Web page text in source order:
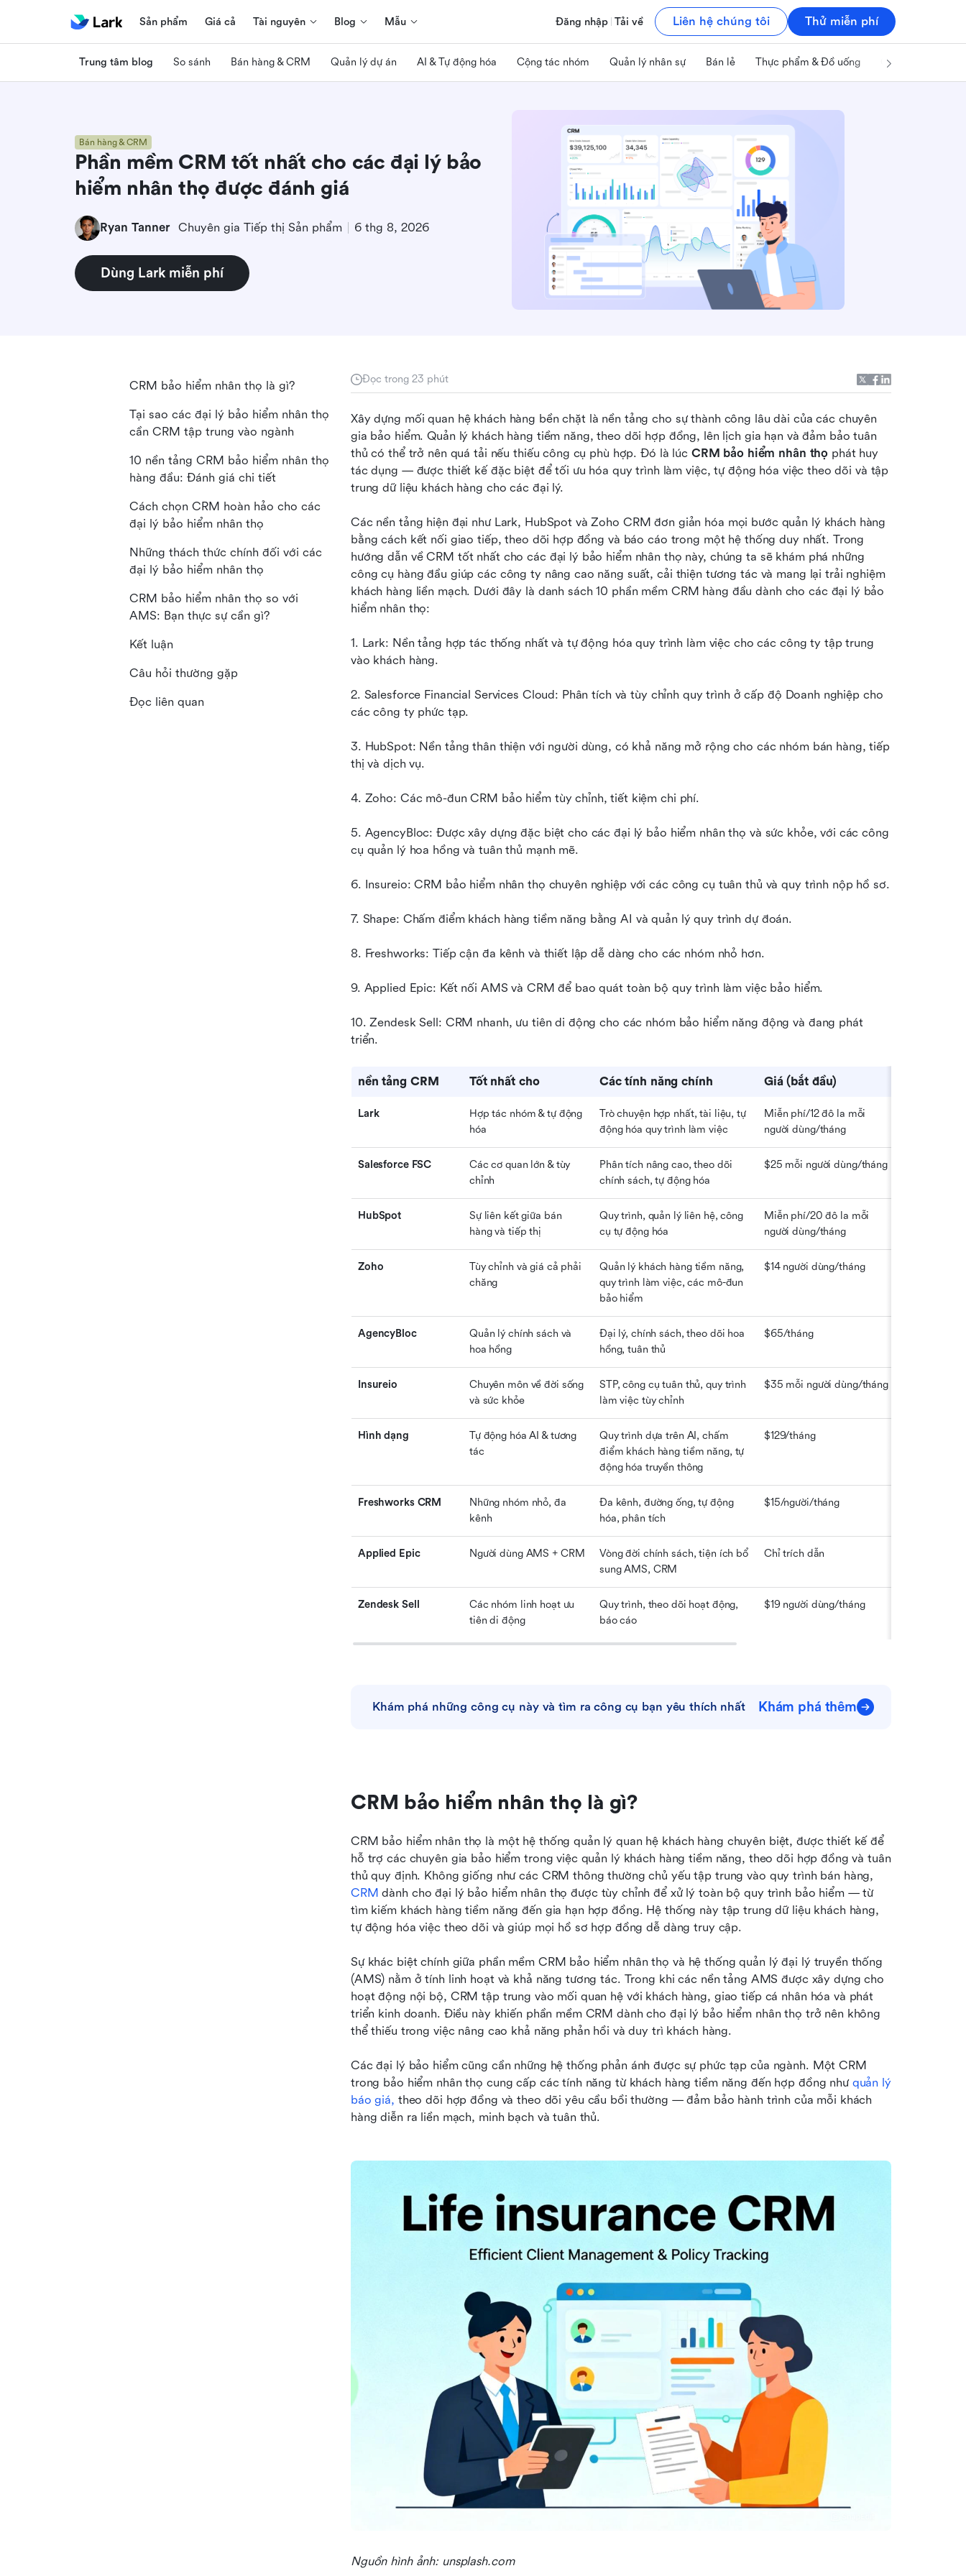
Sản phẩm Giá cả Tài nguyên Blog Mẫu Đăng nhập Tải về Liên hệ chúng tôi Thử miễn phí
Trung tâm blog So sánh Bán hàng & CRM Quản lý dự án AI & Tự động hóa Cộng tác nhóm Quản lý nhân sự Bán lẻ Thực phẩm & Đồ uống Công nghệ & IT
Bán hàng & CRM
Phần mềm CRM tốt nhất cho các đại lý bảo
hiểm nhân thọ được đánh giá
Ryan Tanner Chuyên gia Tiếp thị Sản phẩm 6 thg 8, 2026
Dùng Lark miễn phí
Đọc trong 23 phút
Xây dựng mối quan hệ khách hàng bền chặt là nền tảng cho sự thành công lâu dài của các chuyên
gia bảo hiểm. Quản lý khách hàng tiềm năng, theo dõi hợp đồng, lên lịch gia hạn và đảm bảo tuân
thủ có thể trở nên quá tải nếu thiếu công cụ phù hợp. Đó là lúc CRM bảo hiểm nhân thọ phát huy
tác dụng — được thiết kế đặc biệt để tối ưu hóa quy trình làm việc, tự động hóa việc theo dõi và tập
trung dữ liệu khách hàng cho các đại lý.
Các nền tảng hiện đại như Lark, HubSpot và Zoho CRM đơn giản hóa mọi bước quản lý khách hàng
bằng cách kết nối giao tiếp, theo dõi hợp đồng và báo cáo trong một hệ thống duy nhất. Trong
hướng dẫn về CRM tốt nhất cho các đại lý bảo hiểm nhân thọ này, chúng ta sẽ khám phá những
công cụ hàng đầu giúp các công ty nâng cao năng suất, cải thiện tương tác và mang lại trải nghiệm
khách hàng liền mạch. Dưới đây là danh sách 10 phần mềm CRM hàng đầu dành cho các đại lý bảo
hiểm nhân thọ:
1. Lark: Nền tảng hợp tác thống nhất và tự động hóa quy trình làm việc cho các công ty tập trung
vào khách hàng.
2. Salesforce Financial Services Cloud: Phân tích và tùy chỉnh quy trình ở cấp độ Doanh nghiệp cho
các công ty phức tạp.
3. HubSpot: Nền tảng thân thiện với người dùng, có khả năng mở rộng cho các nhóm bán hàng, tiếp
thị và dịch vụ.
4. Zoho: Các mô-đun CRM bảo hiểm tùy chỉnh, tiết kiệm chi phí.
5. AgencyBloc: Được xây dựng đặc biệt cho các đại lý bảo hiểm nhân thọ và sức khỏe, với các công
cụ quản lý hoa hồng và tuân thủ mạnh mẽ.
6. Insureio: CRM bảo hiểm nhân thọ chuyên nghiệp với các công cụ tuân thủ và quy trình nộp hồ sơ.
7. Shape: Chấm điểm khách hàng tiềm năng bằng AI và quản lý quy trình dự đoán.
8. Freshworks: Tiếp cận đa kênh và thiết lập dễ dàng cho các nhóm nhỏ hơn.
9. Applied Epic: Kết nối AMS và CRM để bao quát toàn bộ quy trình làm việc bảo hiểm.
10. Zendesk Sell: CRM nhanh, ưu tiên di động cho các nhóm bảo hiểm năng động và đang phát
triển.
nền tảng CRM Tốt nhất cho Các tính năng chính Giá (bắt đầu)
Lark
Hợp tác nhóm & tự động
hóa
Trò chuyện hợp nhất, tài liệu, tự
động hóa quy trình làm việc
Miễn phí/12 đô la mỗi
người dùng/tháng
Salesforce FSC
Các cơ quan lớn & tùy
chỉnh
Phân tích nâng cao, theo dõi
chính sách, tự động hóa
$25 mỗi người dùng/tháng
HubSpot
Sự liên kết giữa bán
hàng và tiếp thị
Quy trình, quản lý liên hệ, công
cụ tự động hóa
Miễn phí/20 đô la mỗi
người dùng/tháng
Zoho
Tùy chỉnh và giá cả phải
chăng
Quản lý khách hàng tiềm năng,
quy trình làm việc, các mô-đun
bảo hiểm
$14 người dùng/tháng
AgencyBloc
Quản lý chính sách và
hoa hồng
Đại lý, chính sách, theo dõi hoa
hồng, tuân thủ
$65/tháng
Insureio
Chuyên môn về đời sống
và sức khỏe
STP, công cụ tuân thủ, quy trình
làm việc tùy chỉnh
$35 mỗi người dùng/tháng
Hình dạng
Tự động hóa AI & tương
tác
Quy trình dựa trên AI, chấm
điểm khách hàng tiềm năng, tự
động hóa truyền thông
$129/tháng
Freshworks CRM
Những nhóm nhỏ, đa
kênh
Đa kênh, đường ống, tự động
hóa, phân tích
$15/người/tháng
Applied Epic Người dùng AMS + CRM
Vòng đời chính sách, tiện ích bổ
sung AMS, CRM
Chỉ trích dẫn
Zendesk Sell
Các nhóm linh hoạt ưu
tiên di động
Quy trình, theo dõi hoạt động,
báo cáo
$19 người dùng/tháng
Khám phá những công cụ này và tìm ra công cụ bạn yêu thích nhất Khám phá thêm
CRM bảo hiểm nhân thọ là gì?
CRM bảo hiểm nhân thọ là một hệ thống quản lý quan hệ khách hàng chuyên biệt, được thiết kế để
hỗ trợ các chuyên gia bảo hiểm trong việc quản lý khách hàng tiềm năng, theo dõi hợp đồng và tuân
CRM dành cho đại lý bảo hiểm nhân thọ được tùy chỉnh để xử lý toàn bộ quy trình bảo hiểm — từ
tìm kiếm khách hàng tiềm năng đến gia hạn hợp đồng. Hệ thống này tập trung dữ liệu khách hàng,
tự động hóa việc theo dõi và giúp mọi hồ sơ hợp đồng dễ dàng truy cập.
Sự khác biệt chính giữa phần mềm CRM bảo hiểm nhân thọ và hệ thống quản lý đại lý truyền thống
(AMS) nằm ở tính linh hoạt và khả năng tương tác. Trong khi các nền tảng AMS được xây dựng cho
hoạt động nội bộ, CRM tập trung vào mối quan hệ với khách hàng, giao tiếp cá nhân hóa và phát
triển kinh doanh. Điều này khiến phần mềm CRM dành cho đại lý bảo hiểm nhân thọ trở nên không
thể thiếu trong việc nâng cao khả năng phản hồi và duy trì khách hàng.
Các đại lý bảo hiểm cũng cần những hệ thống phản ánh được sự phức tạp của ngành. Một CRM
trong bảo hiểm nhân thọ cung cấp các tính năng từ khách hàng tiềm năng đến hợp đồng như quản lý
báo giá, theo dõi hợp đồng và theo dõi yêu cầu bồi thường — đảm bảo hành trình của mỗi khách
hàng diễn ra liền mạch, minh bạch và tuân thủ.
Nguồn hình ảnh: unsplash.com
CRM bảo hiểm nhân thọ là gì?
Tại sao các đại lý bảo hiểm nhân thọ
cần CRM tập trung vào ngành
10 nền tảng CRM bảo hiểm nhân thọ
hàng đầu: Đánh giá chi tiết
Cách chọn CRM hoàn hảo cho các
đại lý bảo hiểm nhân thọ
Những thách thức chính đối với các
đại lý bảo hiểm nhân thọ
CRM bảo hiểm nhân thọ so với
AMS: Bạn thực sự cần gì?
Kết luận
Câu hỏi thường gặp
Đọc liên quan